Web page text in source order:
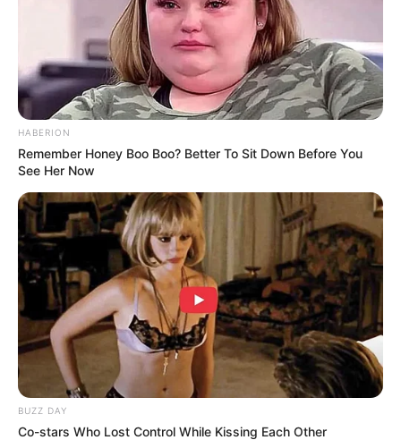
Foto – foto Amel Alvi
1. Tampil elegan dengan berwarna putih ini
HABERION
Remember Honey Boo Boo? Better To Sit Down Before You
See Her Now
BUZZ DAY
Co-stars Who Lost Control While Kissing Each Other